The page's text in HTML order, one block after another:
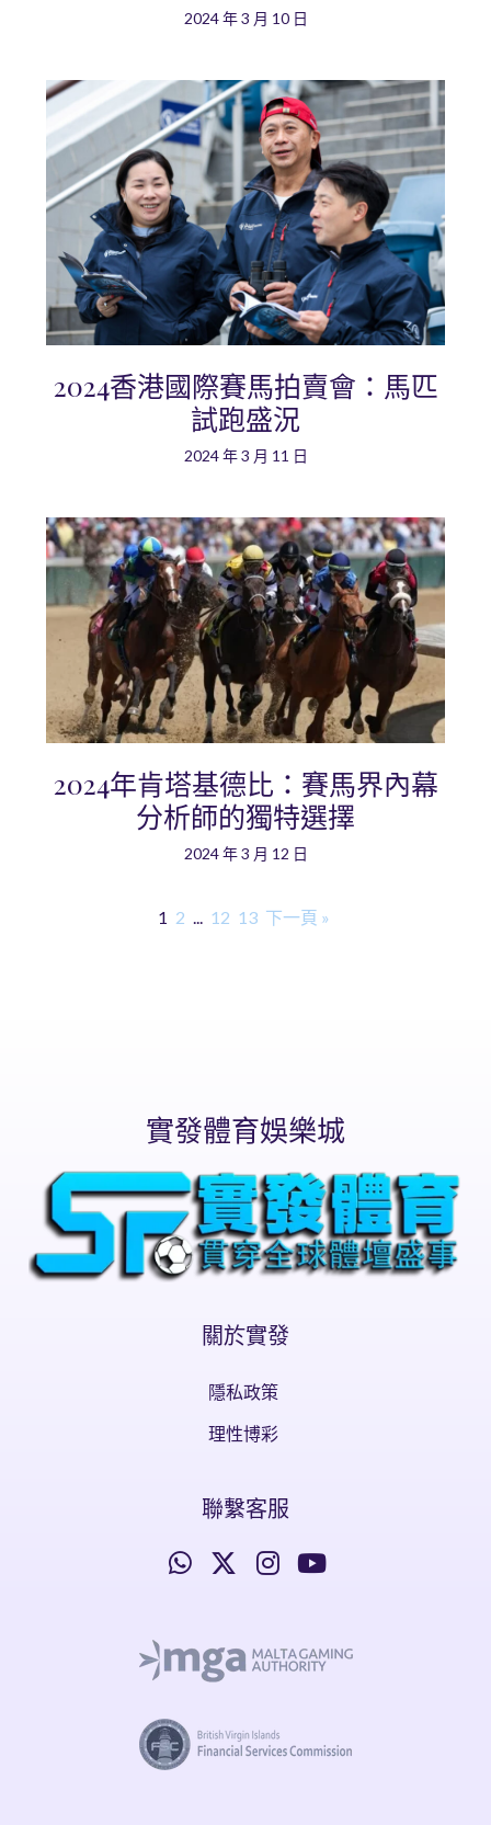
2024 年 3 月 10 日
2024香港國際賽馬拍賣會：馬匹
試跑盛況
2024 年 3 月 11 日
2024年肯塔基德比：賽馬界內幕
分析師的獨特選擇
2024 年 3 月 12 日
1 2 ... 12 13 下一頁 »
實發體育娛樂城
關於實發
隱私政策
理性博彩
聯繫客服